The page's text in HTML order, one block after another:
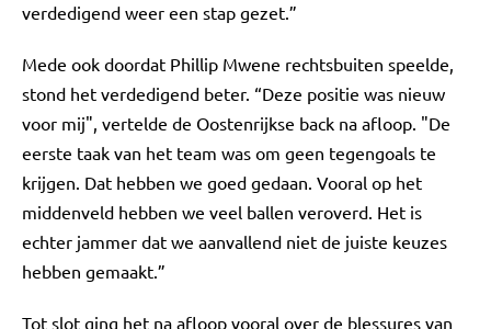
verdedigend weer een stap gezet.”
Mede ook doordat Phillip Mwene rechtsbuiten speelde,
stond het verdedigend beter. “Deze positie was nieuw
voor mij", vertelde de Oostenrijkse back na afloop. "De
eerste taak van het team was om geen tegengoals te
krijgen. Dat hebben we goed gedaan. Vooral op het
middenveld hebben we veel ballen veroverd. Het is
echter jammer dat we aanvallend niet de juiste keuzes
hebben gemaakt.”
Tot slot ging het na afloop vooral over de blessures van